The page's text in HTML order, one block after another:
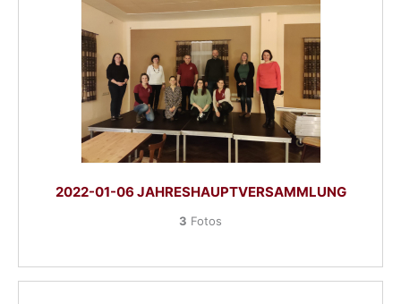
2022-01-06 JAHRESHAUPTVERSAMMLUNG
3 Fotos